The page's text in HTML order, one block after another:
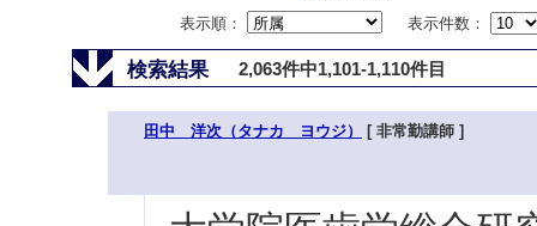
表示順：
表示件数：
検索結果 2,063件中1,101-1,110件目
田中 洋次（タナカ ヨウジ） [ 非常勤講師 ]